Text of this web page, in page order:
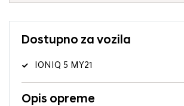
Dostupno za vozila
IONIQ 5 MY21
Opis opreme